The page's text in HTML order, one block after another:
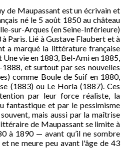
de Maupassant est un écrivain et
né le 5 août 1850 au château
sur-Arques (en Seine-Inférieure)
Paris. Lié à Gustave Flaubert et à
a marqué la littérature française
Une vie en 1883, Bel-Ami en 1885,
et surtout par ses nouvelles
comme Boule de Suif en 1880,
(1883) ou Le Horla (1887). Ces
par leur force réaliste, la
fantastique et par le pessimisme
mais aussi par la maîtrise
de Maupassant se limite à
à 1890 — avant qu’il ne sombre
ne meure peu avant l'âge de 43